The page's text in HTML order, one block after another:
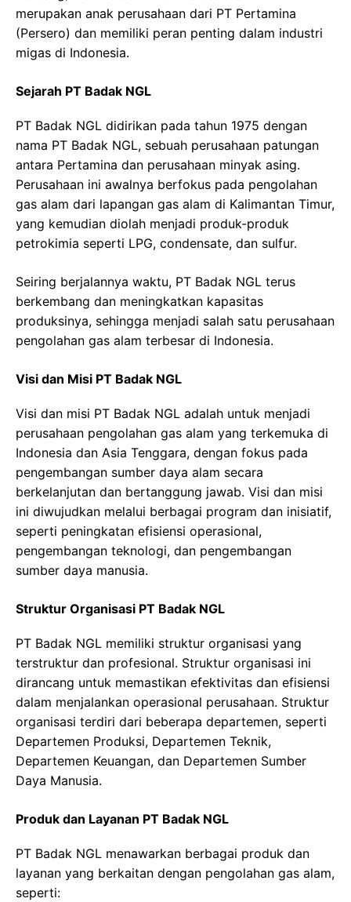
merupakan anak perusahaan dari PT Pertamina
(Persero) dan memiliki peran penting dalam industri
migas di Indonesia.
Sejarah PT Badak NGL
PT Badak NGL didirikan pada tahun 1975 dengan
nama PT Badak NGL, sebuah perusahaan patungan
antara Pertamina dan perusahaan minyak asing.
Perusahaan ini awalnya berfokus pada pengolahan
gas alam dari lapangan gas alam di Kalimantan Timur,
yang kemudian diolah menjadi produk-produk
petrokimia seperti LPG, condensate, dan sulfur.
Seiring berjalannya waktu, PT Badak NGL terus
berkembang dan meningkatkan kapasitas
produksinya, sehingga menjadi salah satu perusahaan
pengolahan gas alam terbesar di Indonesia.
Visi dan Misi PT Badak NGL
Visi dan misi PT Badak NGL adalah untuk menjadi
perusahaan pengolahan gas alam yang terkemuka di
Indonesia dan Asia Tenggara, dengan fokus pada
pengembangan sumber daya alam secara
berkelanjutan dan bertanggung jawab. Visi dan misi
ini diwujudkan melalui berbagai program dan inisiatif,
seperti peningkatan efisiensi operasional,
pengembangan teknologi, dan pengembangan
sumber daya manusia.
Struktur Organisasi PT Badak NGL
PT Badak NGL memiliki struktur organisasi yang
terstruktur dan profesional. Struktur organisasi ini
dirancang untuk memastikan efektivitas dan efisiensi
dalam menjalankan operasional perusahaan. Struktur
organisasi terdiri dari beberapa departemen, seperti
Departemen Produksi, Departemen Teknik,
Departemen Keuangan, dan Departemen Sumber
Daya Manusia.
Produk dan Layanan PT Badak NGL
PT Badak NGL menawarkan berbagai produk dan
layanan yang berkaitan dengan pengolahan gas alam,
seperti: